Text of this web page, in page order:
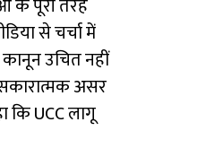
के पूरी तरह
से चर्चा में
उचित नहीं
असर
कि UCC लागू